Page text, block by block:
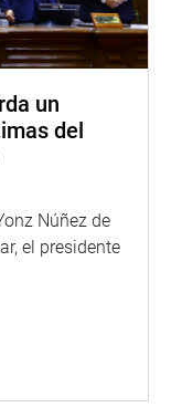
un
del
Núñez de
el presidente